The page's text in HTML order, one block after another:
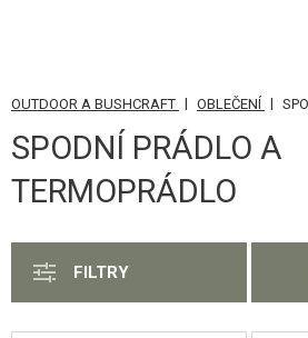
KATEGORIE
AIRSOFTOVÉ ZBRANĚ
GRANÁTOMETY, GRANÁTY
OUTDOOR A BUSHCRAFT | OBLEČENÍ |
SPODNÍ PRÁDLO A
TERMOPRÁDLO
FILTRY
S